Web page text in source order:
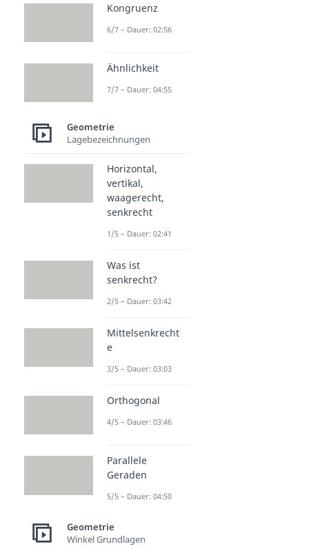
Kongruenz
6/7 – Dauer: 02:56
Ähnlichkeit
7/7 – Dauer: 04:55
Geometrie
Lagebezeichnungen
Horizontal,
vertikal,
waagerecht,
senkrecht
1/5 – Dauer: 02:41
Was ist
senkrecht?
2/5 – Dauer: 03:42
Mittelsenkrecht
e
3/5 – Dauer: 03:03
Orthogonal
4/5 – Dauer: 03:46
Parallele
Geraden
5/5 – Dauer: 04:50
Geometrie
Winkel Grundlagen